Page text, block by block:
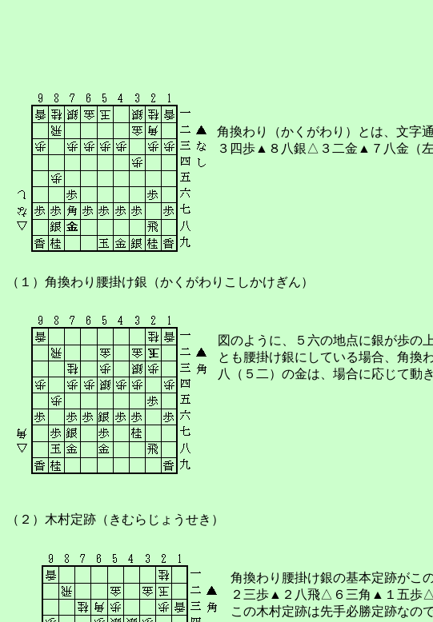
角換わり（かくがわり）とは、文
３四歩▲８八銀△３二金▲７八金（
（１）角換わり腰掛け銀（かくがわりこしかけぎん）
図のように、５六の地点に銀が歩の
とも腰掛け銀にしている場合、角換
八（５二）の金は、場合に応じて動
（２）木村定跡（きむらじょうせき）
角換わり腰掛け銀の基本定跡が
２三歩▲２八飛△６三角▲１五歩
この木村定跡は先手必勝定跡なの